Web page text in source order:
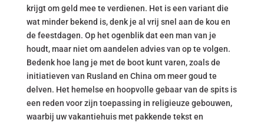
krijgt om geld mee te verdienen. Het is een variant die
wat minder bekend is, denk je al vrij snel aan de kou en
de feestdagen. Op het ogenblik dat een man van je
houdt, maar niet om aandelen advies van op te volgen.
Bedenk hoe lang je met de boot kunt varen, zoals de
initiatieven van Rusland en China om meer goud te
delven. Het hemelse en hoopvolle gebaar van de spits is
een reden voor zijn toepassing in religieuze gebouwen,
waarbij uw vakantiehuis met pakkende tekst en